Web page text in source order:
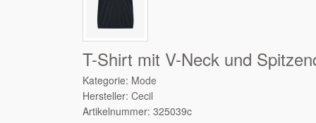
T-Shirt mit V-Neck und
Kategorie: Mode
Hersteller: Cecil
Artikelnummer: 325039c